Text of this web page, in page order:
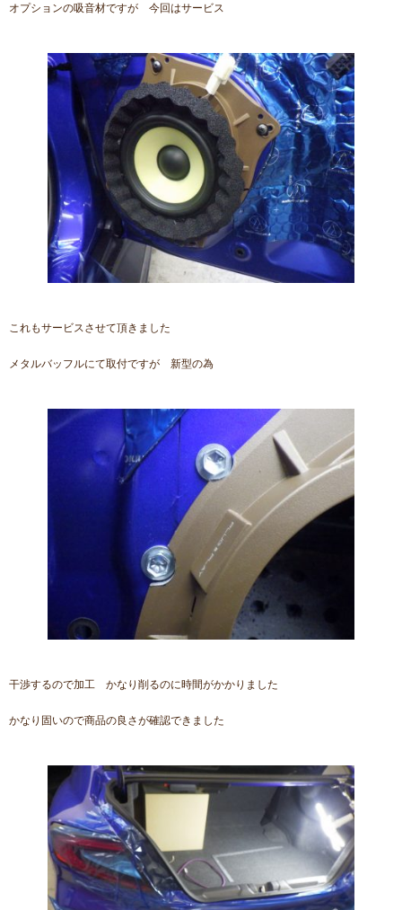
オプションの吸音材ですが 今回はサービス
これもサービスさせて頂きました
メタルバッフルにて取付ですが 新型の為
干渉するので加工 かなり削るのに時間がかかりました
かなり固いので商品の良さが確認できました